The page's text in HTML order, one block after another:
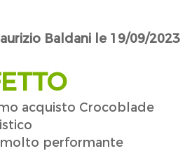
Baldani le 19/09/2023
acquisto Crocoblade
performante